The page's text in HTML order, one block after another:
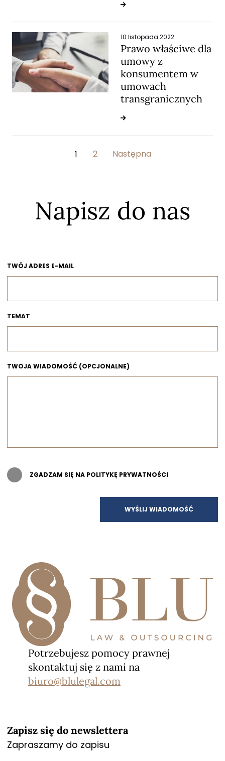
10 listopada 2022
Prawo właściwe dla
umowy z
konsumentem w
umowach
transgranicznych
Stronicowanie
1 2 Następna
Napisz do nas
TWÓJ ADRES E-MAIL
TEMAT
TWOJA WIADOMOŚĆ (OPCJONALNE)
ZGADZAM SIĘ NA POLITYKĘ PRYWATNOŚCI
Potrzebujesz pomocy prawnej
skontaktuj się z nami na
biuro@blulegal.com
Zapisz się do newslettera
Zapraszamy do zapisu